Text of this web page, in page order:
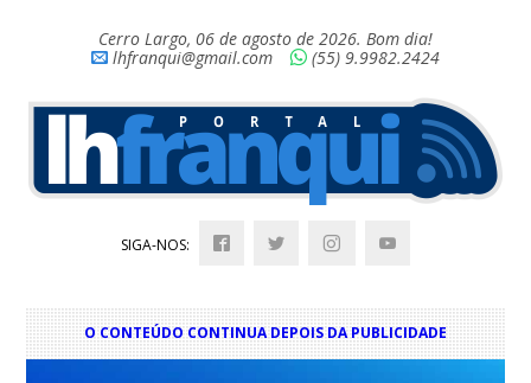
Cerro Largo, 06 de agosto de 2026. Bom dia!
lhfranqui@gmail.com
(55) 9.9982.2424
SIGA-NOS:
O CONTEÚDO CONTINUA DEPOIS DA PUBLICIDADE